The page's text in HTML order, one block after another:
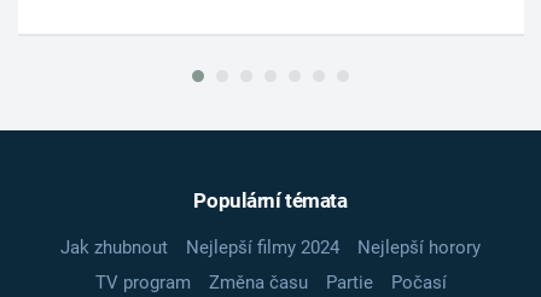
Populární témata
Jak zhubnout Nejlepší filmy 2024
Nejlepší horory
TV program
Změna času Partie
Počasí